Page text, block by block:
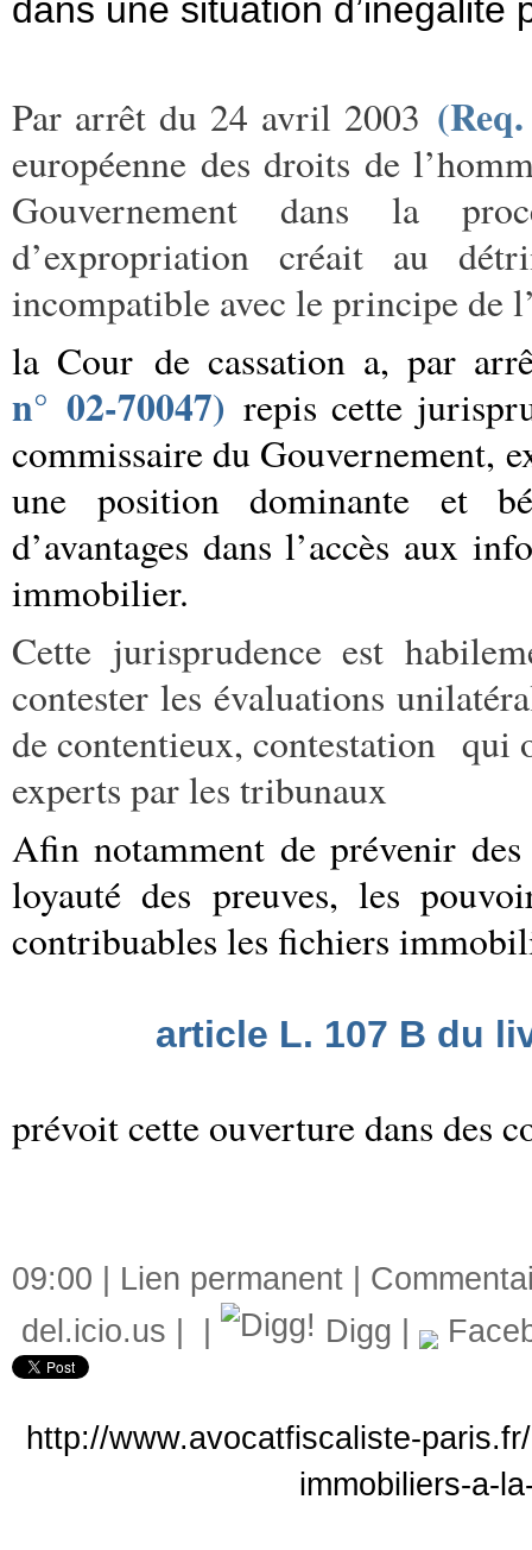
dans une situation d’inégalité
Par arrêt du 24 avril 2003
européenne des droits de
Gouvernement dans la
d’expropriation créait au
incompatible avec le principe de
la Cour de cassation a, par
n° 02-70047) repis cette
commissaire du Gouvernement,
une position dominante et
d’avantages dans l’accès aux
immobilier.
Cette jurisprudence est
contester les évaluations
de contentieux, contestation qui
experts par les tribunaux
Afin notamment de prévenir
loyauté des preuves, les
contribuables les fichiers
article L. 107 B du
prévoit cette ouverture dans des
09:00 | Lien permanent
del.icio.us
Digg
http://www.avocatfiscaliste-
immobiliers-a-